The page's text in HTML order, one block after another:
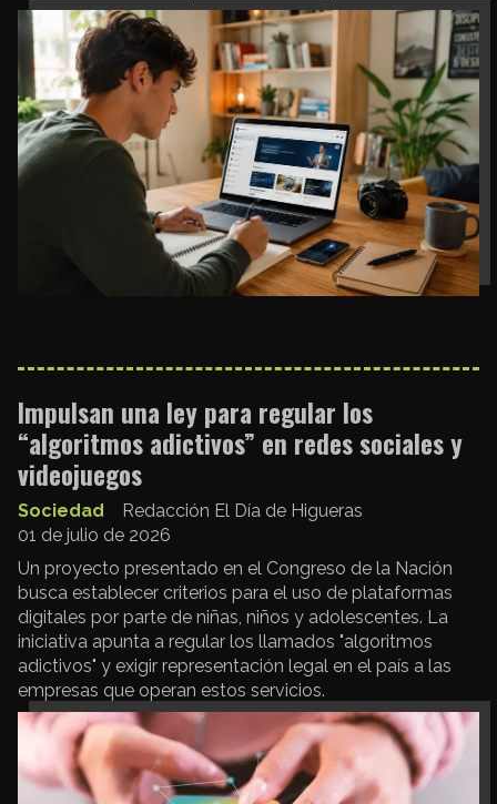
Impulsan una ley para regular los
“algoritmos adictivos” en redes sociales y
videojuegos
Redacción El Día de Higueras
Sociedad
01 de julio de 2026
Un proyecto presentado en el Congreso de la Nación
busca establecer criterios para el uso de plataformas
digitales por parte de niñas, niños y adolescentes. La
iniciativa apunta a regular los llamados "algoritmos
adictivos" y exigir representación legal en el país a las
empresas que operan estos servicios.